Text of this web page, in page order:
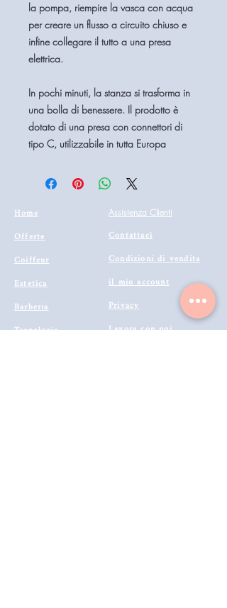
la pompa, riempire la vasca con acqua
per creare un flusso a circuito chiuso e
infine collegare il tutto a una presa
elettrica.
In pochi minuti, la stanza si trasforma in
una bolla di benessere. Il prodotto è
dotato di una presa con connettori di
tipo C, utilizzabile in tutta Europa
Home
Offerte
Coiffeur
Estetica
Barberia
Tecnologie
Assistenza Clienti
Contattaci
Condizioni di vendita
il mio account
Privacy
Lavora con noi